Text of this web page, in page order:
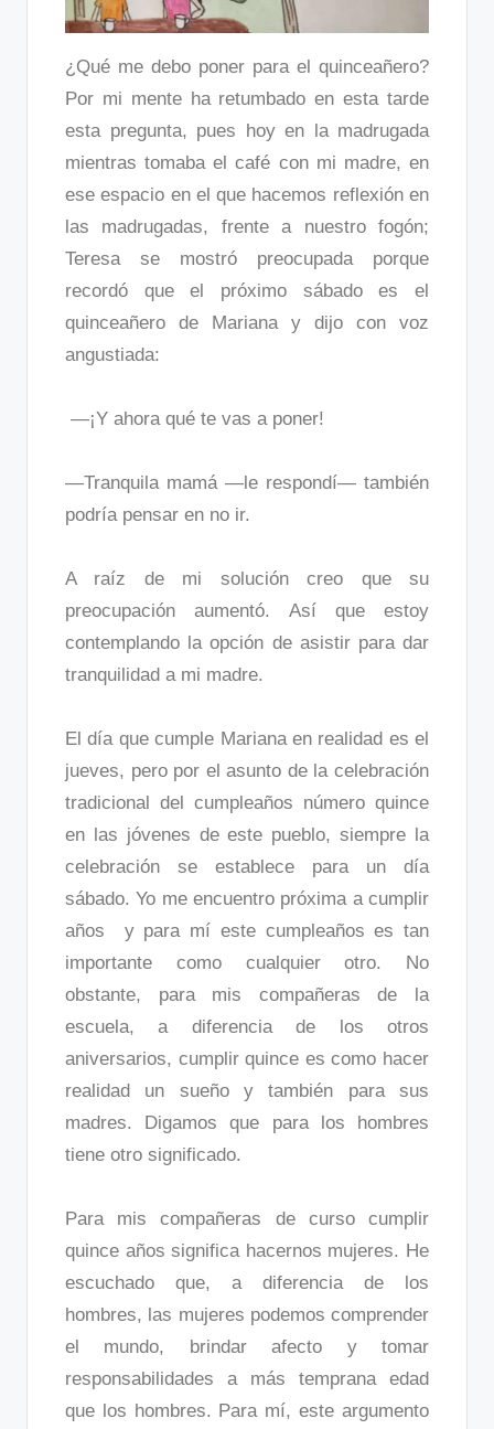
¿Qué me debo poner para el quinceañero?
Por mi mente ha retumbado en esta tarde
esta pregunta, pues hoy en la madrugada
mientras tomaba el café con mi madre, en
ese espacio en el que hacemos reflexión en
las madrugadas, frente a nuestro fogón;
Teresa se mostró preocupada porque
recordó que el próximo sábado es el
quinceañero de Mariana y dijo con voz
angustiada:
—¡Y ahora qué te vas a poner!
—Tranquila mamá —le respondí— también
podría pensar en no ir.
A raíz de mi solución creo que su
preocupación aumentó. Así que estoy
contemplando la opción de asistir para dar
tranquilidad a mi madre.
El día que cumple Mariana en realidad es el
jueves, pero por el asunto de la celebración
tradicional del cumpleaños número quince
en las jóvenes de este pueblo, siempre la
celebración se establece para un día
sábado. Yo me encuentro próxima a cumplir
años y para mí este cumpleaños es tan
importante como cualquier otro. No
obstante, para mis compañeras de la
escuela, a diferencia de los otros
aniversarios, cumplir quince es como hacer
realidad un sueño y también para sus
madres. Digamos que para los hombres
tiene otro significado.
Para mis compañeras de curso cumplir
quince años significa hacernos mujeres. He
escuchado que, a diferencia de los
hombres, las mujeres podemos comprender
el mundo, brindar afecto y tomar
responsabilidades a más temprana edad
que los hombres. Para mí, este argumento